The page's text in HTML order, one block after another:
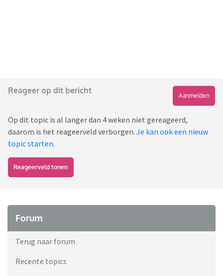
Reageer op dit bericht
Aanmelden
Op dit topic is al langer dan 4 weken niet gereageerd,
daarom is het reageerveld verborgen. Je kan ook een nieuw
topic starten.
Reageerveld tonen
Forum
Terug naar forum
Recente topics